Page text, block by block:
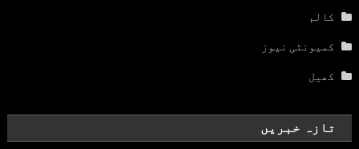
کالم
کمیونٹی نیوز
کھیل
تازہ خبریں